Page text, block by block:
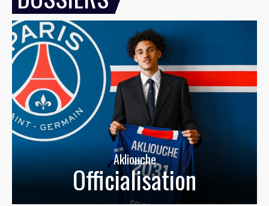
Akliouche
Officialisation